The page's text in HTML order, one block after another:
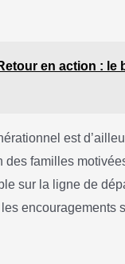
en action : le
est
des familles
sur la ligne de
encouragements